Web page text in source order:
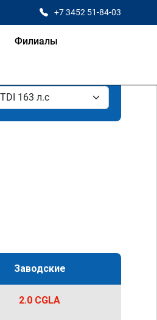
+7 3452 51-84-03
Филиалы
Заводские
2.0 CGLA